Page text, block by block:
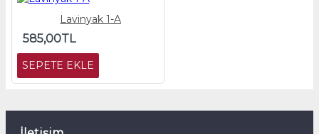
Lavinyak 1-A
585,00TL
SEPETE EKLE